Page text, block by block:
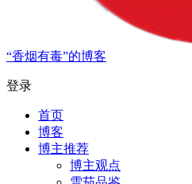
“香烟有毒”的博客
登录
首页
博客
博主推荐
博主观点